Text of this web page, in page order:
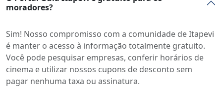
moradores?
Sim! Nosso compromisso com a comunidade de Itapevi
é manter o acesso à informação totalmente gratuito.
Você pode pesquisar empresas, conferir horários de
cinema e utilizar nossos cupons de desconto sem
pagar nenhuma taxa ou assinatura.